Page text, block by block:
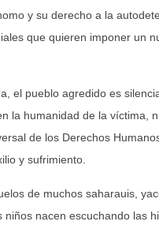
y su derecho a la
que quieren imponer un
el pueblo agredido es
la humanidad de la víctima,
de los Derechos
y sufrimiento.
de muchos saharauis,
nacen escuchando las